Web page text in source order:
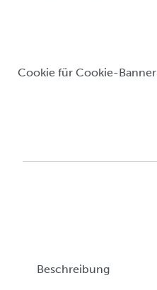
Cookie für Cookie-Banner
Beschreibung